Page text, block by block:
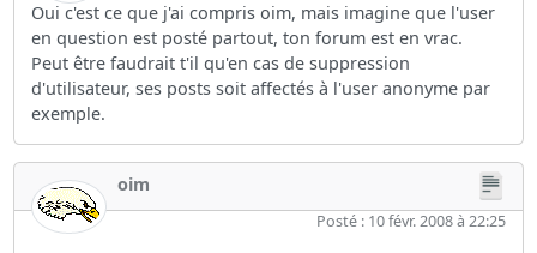
Oui c'est ce que j'ai compris oim, mais imagine que l'user
en question est posté partout, ton forum est en vrac.
Peut être faudrait t'il qu'en cas de suppression
d'utilisateur, ses posts soit affectés à l'user anonyme par
exemple.
oim
Posté : 10 févr. 2008 à 22:25